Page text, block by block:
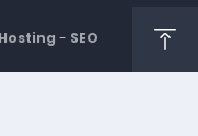
Hosting - SEO